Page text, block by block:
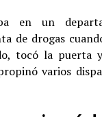
en un
de drogas
tocó la puerta
varios